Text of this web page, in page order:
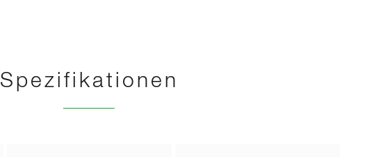
Spezifikationen